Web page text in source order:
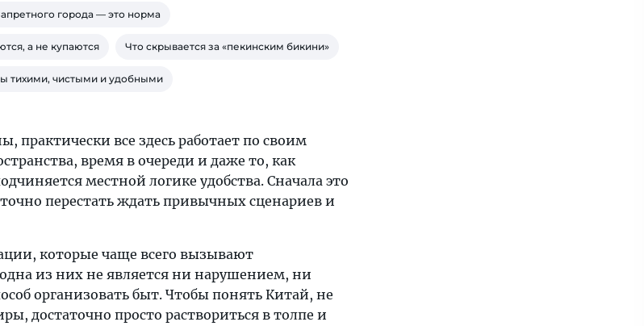
города — это норма
а не купаются Что скрывается за «пекинским бикини»
тихими, чистыми и удобными
практически все здесь работает по своим
время в очереди и даже то, как
местной логике удобства. Сначала это
перестать ждать привычных сценариев и
которые чаще всего вызывают
из них не является ни нарушением, ни
организовать быт. Чтобы понять Китай, не
достаточно просто раствориться в толпе и